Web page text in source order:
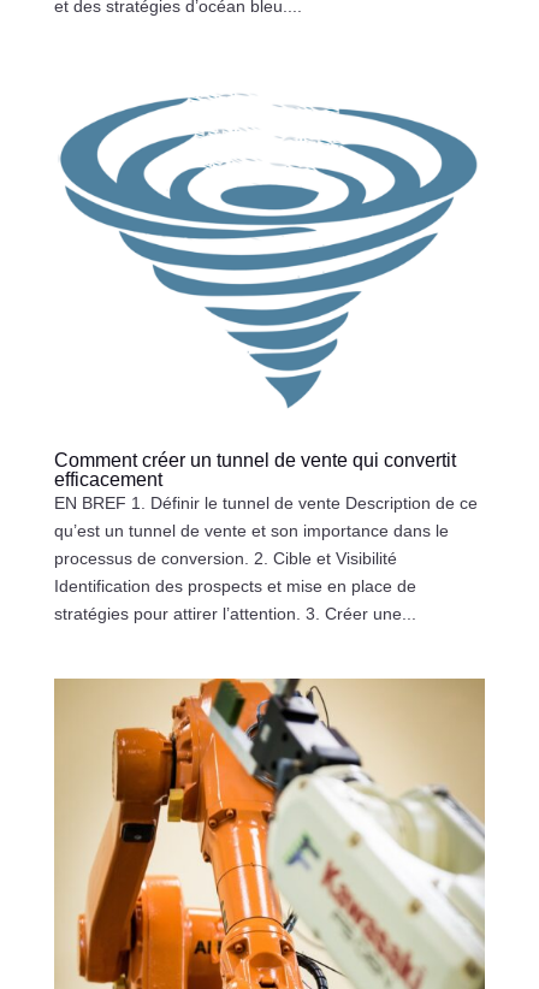
et des stratégies d’océan bleu....
Comment créer un tunnel de vente qui convertit
efficacement
EN BREF 1. Définir le tunnel de vente Description de ce
qu’est un tunnel de vente et son importance dans le
processus de conversion. 2. Cible et Visibilité
Identification des prospects et mise en place de
stratégies pour attirer l’attention. 3. Créer une...